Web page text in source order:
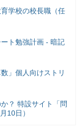
学校の校長職（任
ト勉強計画 - 暗記
」個人向けストリ
？ 特設サイト「問
10日）